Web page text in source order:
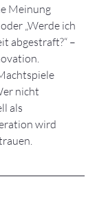
Meinung
„Werde ich
abgestraft?“ –
nicht
als
wird